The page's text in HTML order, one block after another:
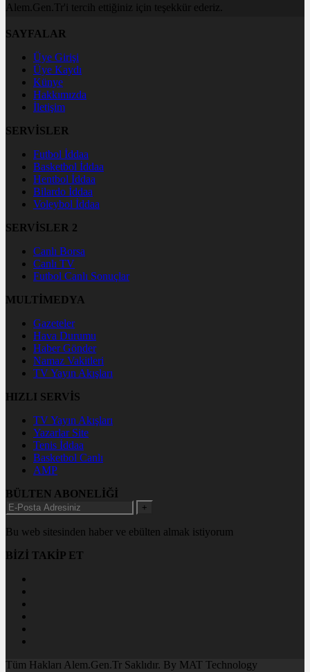
Alem.Gen.Tr'i tercih ettiğiniz için teşekkür ederiz.
SAYFALAR
Üye Girişi
Üye Kaydı
Künye
Hakkımızda
İletişim
SERVİSLER
Futbol İddaa
Basketbol İddaa
Hentbol İddaa
Bilardo İddaa
Voleybol İddaa
SERVİSLER 2
Canlı Borsa
Canlı TV
Futbol Canlı Sonuçlar
MULTİMEDYA
Gazeteler
Hava Durumu
Haber Gönder
Namaz Vakitleri
TV Yayın Akışları
HIZLI SERVİS
TV Yayın Akışları
Yazarlar Site
Tenis İddaa
Basketbol Canlı
AMP
BÜLTEN ABONELİĞİ
+
Bu web sitesinden haber ve ebülten almak istiyorum
BİZİ TAKİP ET
Tüm Hakları Alem.Gen.Tr Saklıdır. By MAT Technology